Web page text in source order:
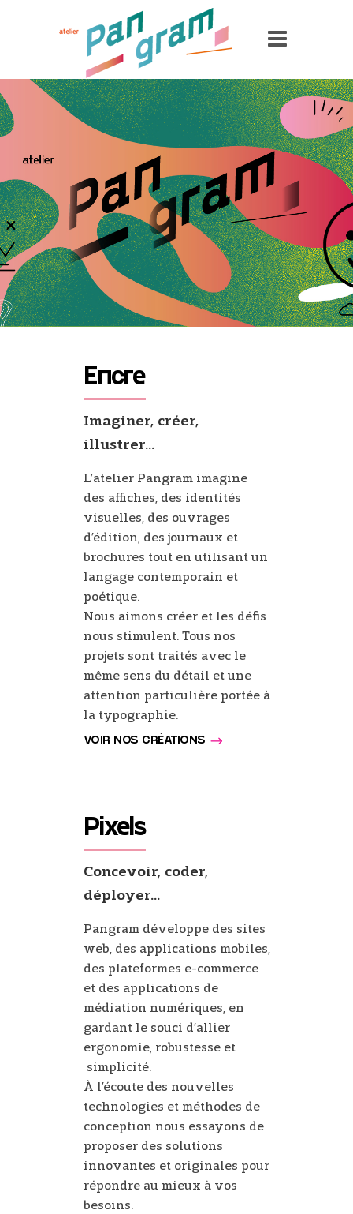
Encre
Imaginer, créer,
illustrer...
L’atelier Pangram imagine
des affiches, des identités
visuelles, des ouvrages
d’édition, des journaux et
brochures tout en utilisant un
langage contemporain et
poétique.
Nous aimons créer et les défis
nous stimulent. Tous nos
projets sont traités avec le
même sens du détail et une
attention particulière portée à
la typographie.
VOIR NOS CRÉATIONS
Pixels
Concevoir, coder,
déployer...
Pangram développe des sites
web, des applications mobiles,
des plateformes e-commerce
et des applications de
médiation numériques, en
gardant le souci d’allier
ergonomie, robustesse et
simplicité.
À l’écoute des nouvelles
technologies et méthodes de
conception nous essayons de
proposer des solutions
innovantes et originales pour
répondre au mieux à vos
besoins.